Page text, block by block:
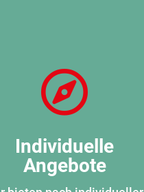

Individuelle
Angebote